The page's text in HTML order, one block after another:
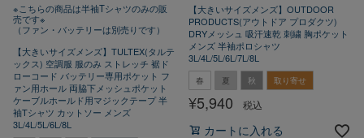
※こちらの商品は半袖Tシャツのみの販
売です※
（ファン・バッテリーは別売りです）
【大きいサイズメンズ】TULTEX(タルテ
ックス) 空調服 服のみ ストレッチ 裾ド
ローコード バッテリー専用ポケット フ
ァン用ホール 両脇下メッシュポケット
ケーブルホールド用マジックテープ 半
袖Tシャツ カットソー メンズ
3L/4L/5L/6L/8L
【大きいサイズメンズ】OUTDOOR
PRODUCTS(アウトドア プロダクツ)
DRYメッシュ 吸汗速乾 刺繍 胸ポケット
メンズ 半袖ポロシャツ
3L/4L/5L/6L/7L/8L
春 夏 秋 取り寄せ
¥5,940 税込
カートに入れる